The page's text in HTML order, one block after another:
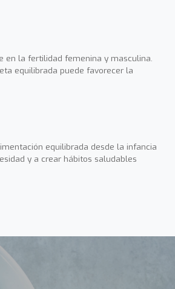
en la fertilidad femenina y masculina.
equilibrada puede favorecer la
equilibrada desde la infancia
y a crear hábitos saludables